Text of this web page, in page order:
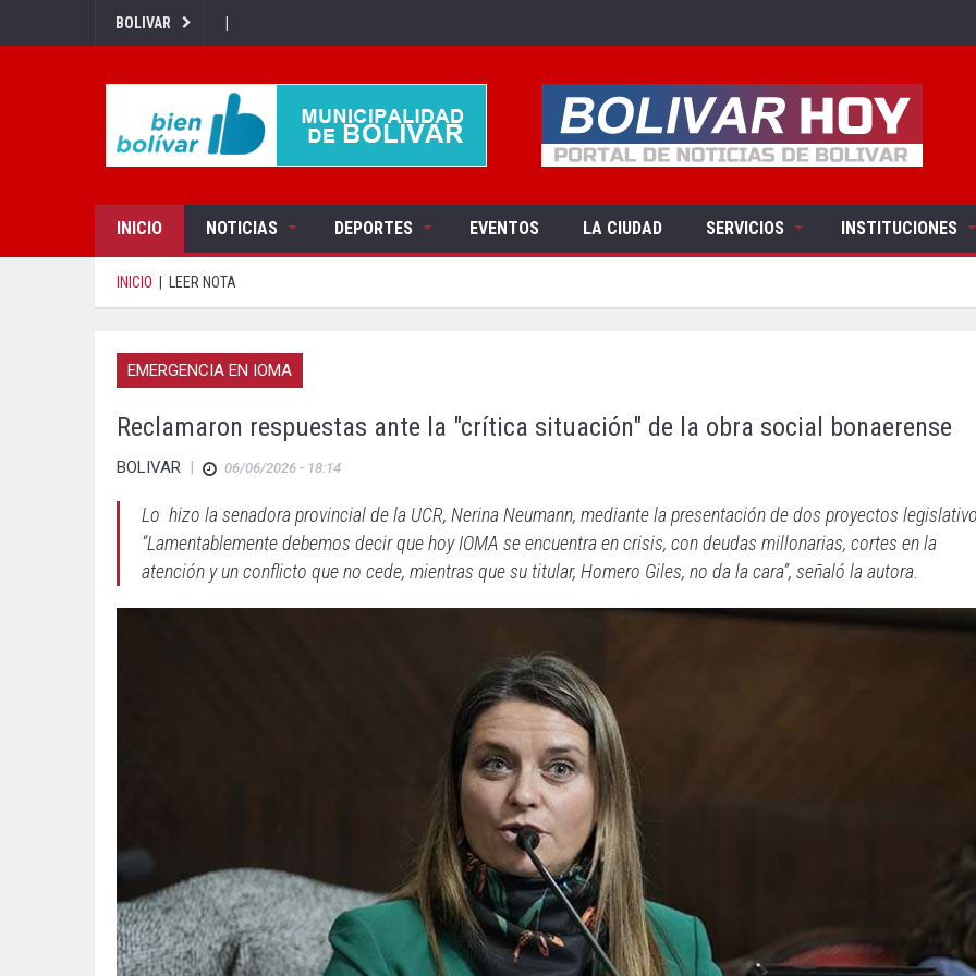
BOLIVAR |
INICIO NOTICIAS DEPORTES EVENTOS LA CIUDAD SERVICIOS INSTITUCIONES
INICIO LEER NOTA
EMERGENCIA EN IOMA
Reclamaron respuestas ante la "crítica situación" de la obra social bonaerense
BOLIVAR | 06/06/2026 - 18:14
Lo hizo la senadora provincial de la UCR, Nerina Neumann, mediante la presentación de dos proyectos
“Lamentablemente debemos decir que hoy IOMA se encuentra en crisis, con deudas millonarias, cortes en la
atención y un conflicto que no cede, mientras que su titular, Homero Giles, no da la cara”, señaló la autora.